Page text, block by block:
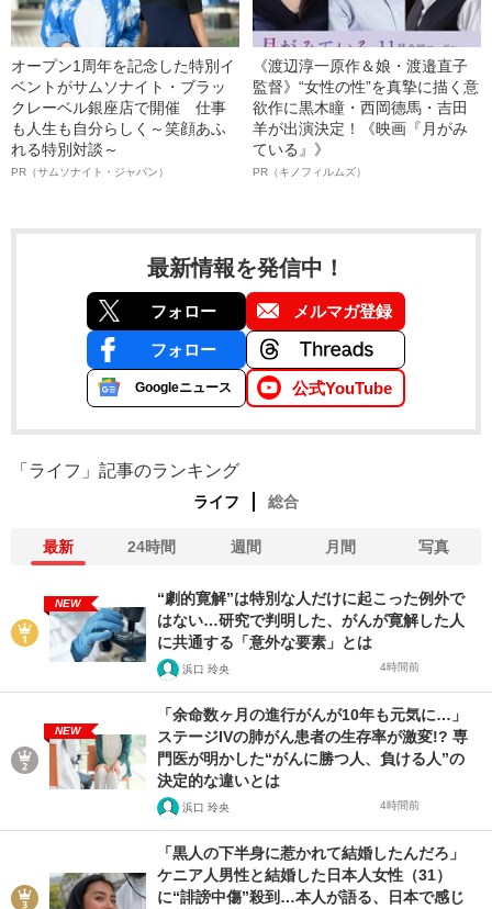
オープン1周年を記念した特別イ
ベントがサムソナイト・ブラッ
クレーベル銀座店で開催 仕事
も人生も自分らしく～笑顔あふ
れる特別対談～
PR（サムソナイト・ジャパン）
《渡辺淳一原作＆娘・渡邉直子
監督》“女性の性”を真摯に描く意
欲作に黒木瞳・西岡德馬・吉田
羊が出演決定！《映画『月がみ
ている』》
PR（キノフィルムズ）
最新情報を発信中！
フォロー メルマガ登録
フォロー
Googleニュース 公式YouTube
「ライフ」記事のランキング
ライフ 総合
最新 24時間 週間 月間 写真
NEW
“劇的寛解”は特別な人だけに起こった例外で
はない…研究で判明した、がんが寛解した人
に共通する「意外な要素」とは
浜口 玲央 4時間前
NEW
「余命数ヶ月の進行がんが10年も元気に…」
ステージIVの肺がん患者の生存率が激変!? 専
門医が明かした“がんに勝つ人、負ける人”の
決定的な違いとは
浜口 玲央 4時間前
「黒人の下半身に惹かれて結婚したんだろ」
ケニア人男性と結婚した日本人女性（31）
に“誹謗中傷”殺到…本人が語る、日本で感じ